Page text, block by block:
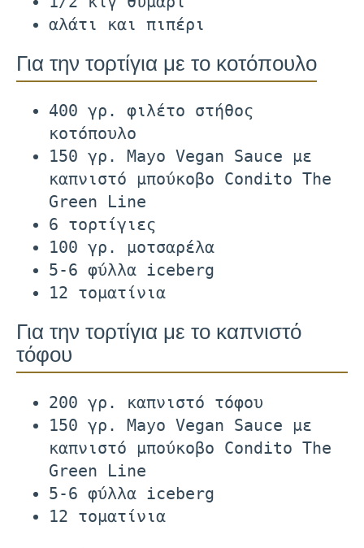
αλάτι και πιπέρι
Για την τορτίγια με το κοτόπουλο
400 γρ. φιλέτο στήθος
κοτόπουλο
150 γρ. Mayo Vegan Sauce με
καπνιστό μπούκοβο Condito The
Green Line
6 τορτίγιες
100 γρ. μοτσαρέλα
5-6 φύλλα iceberg
12 τοματίνια
Για την τορτίγια με το καπνιστό
τόφου
200 γρ. καπνιστό τόφου
150 γρ. Mayo Vegan Sauce με
καπνιστό μπούκοβο Condito The
Green Line
5-6 φύλλα iceberg
12 τοματίνια